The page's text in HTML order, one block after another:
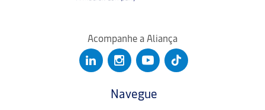
Acompanhe a Aliança
Navegue